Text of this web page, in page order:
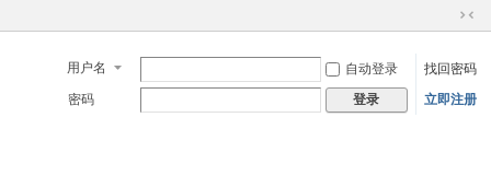
切
到
窄
用户名 自动登录
找回密码
密码
登录 立即注册